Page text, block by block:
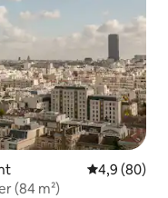
Gemiddelde
4,9 (80)
(84 m²)